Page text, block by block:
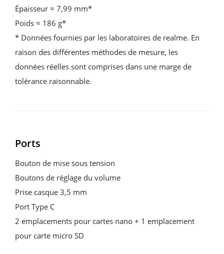
Épaisseur ≈ 7,99 mm*
Poids ≈ 186 g*
* Données fournies par les laboratoires de realme. En
raison des différentes méthodes de mesure, les
données réelles sont comprises dans une marge de
tolérance raisonnable.
Ports
Bouton de mise sous tension
Boutons de réglage du volume
Prise casque 3,5 mm
Port Type C
2 emplacements pour cartes nano + 1 emplacement
pour carte micro SD